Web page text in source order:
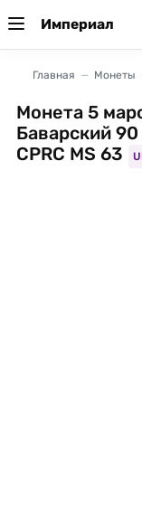
Империал
Главная Монеты
Монета 5
Баварский
CPRC MS 63